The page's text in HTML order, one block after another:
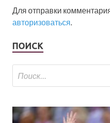
Для отправки
авторизоваться
ПОИСК